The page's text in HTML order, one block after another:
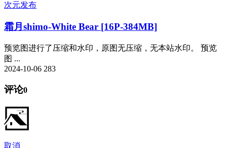
次元发布
霜月shimo-White Bear [16P-384MB]
预览图进行了压缩和水印，原图无压缩，无本站水印。 预览
图 ...
2024-10-06 283
评论0
取消